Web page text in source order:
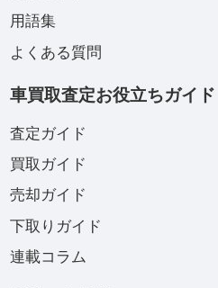
用語集
よくある質問
車買取査定お役立ちガイド
査定ガイド
買取ガイド
売却ガイド
下取りガイド
連載コラム